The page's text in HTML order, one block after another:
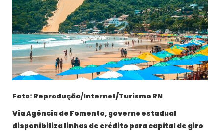
Foto: Reprodução/Internet/Turismo RN
Via Agência de Fomento, governo estadual
disponibiliza linhas de crédito para capital de giro